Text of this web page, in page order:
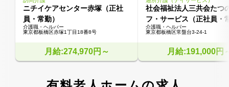
ニチイケアセンター赤塚（正社
員・常勤）
介護職・ヘルパー
東京都板橋区赤塚1丁目18番8号
月給:274,970円～
社会福祉法人三共会たつ
フ・サービス（正社員・
介護職・ヘルパー
東京都板橋区常盤台3-24-1
月給:191,000円